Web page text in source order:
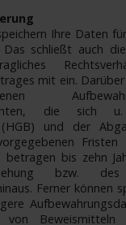
Ihre Daten
Das schließt auch
mit ein.
die
(HGB) und der
Fristen
bis zehn
bzw. des
Ferner können
von